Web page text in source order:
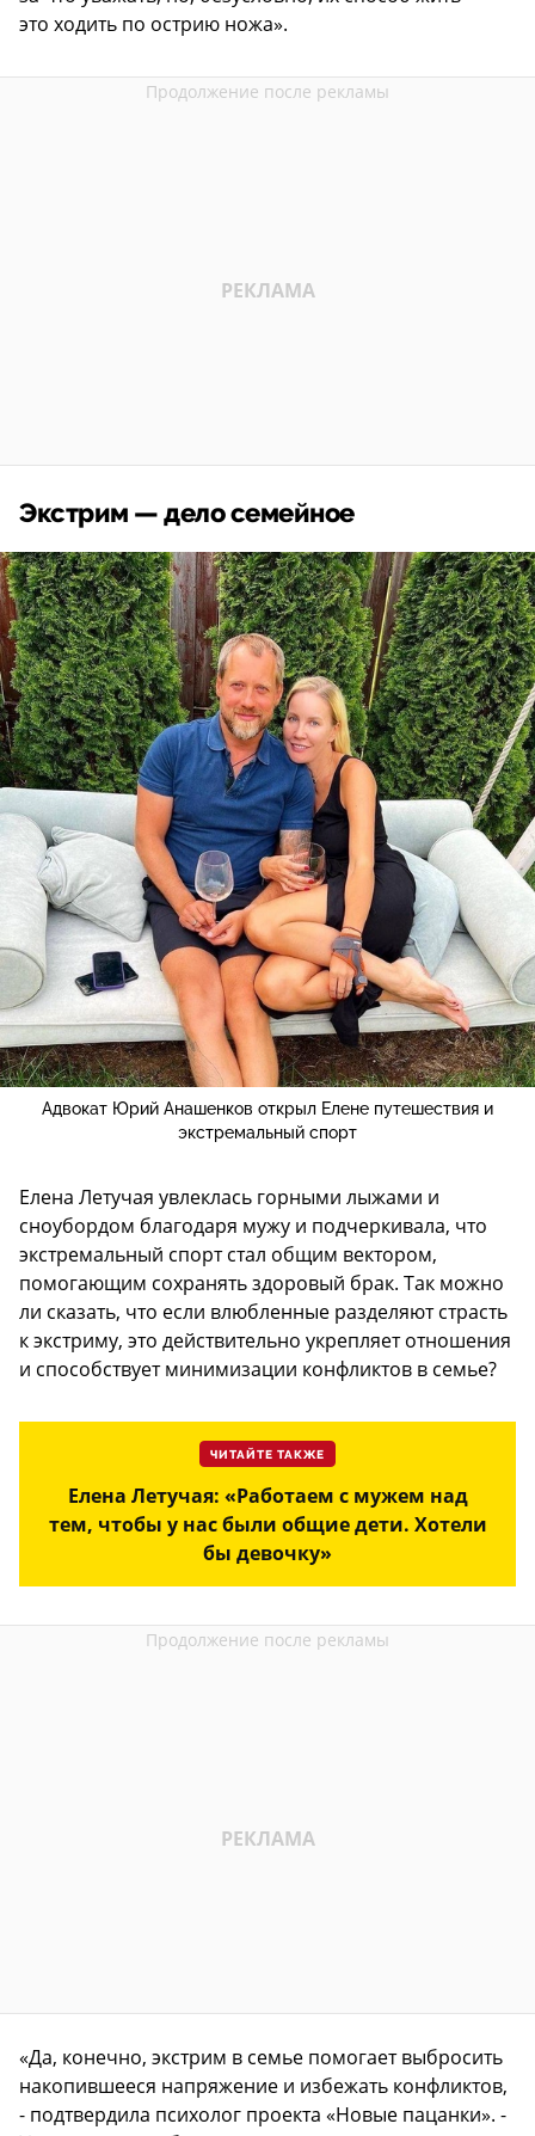
это ходить по острию ножа».
Экстрим — дело семейное
Адвокат Юрий Анашенков открыл Елене путешествия и
экстремальный спорт
Елена Летучая увлеклась горными лыжами и
сноубордом благодаря мужу и подчеркивала, что
экстремальный спорт стал общим вектором,
помогающим сохранять здоровый брак. Так можно
ли сказать, что если влюбленные разделяют страсть
к экстриму, это действительно укрепляет отношения
и способствует минимизации конфликтов в семье?
ЧИТАЙТЕ ТАКЖЕ
Елена Летучая: «Работаем с мужем над
тем, чтобы у нас были общие дети. Хотели
бы девочку»
«Да, конечно, экстрим в семье помогает выбросить
накопившееся напряжение и избежать конфликтов,
- подтвердила психолог проекта «Новые пацанки». -